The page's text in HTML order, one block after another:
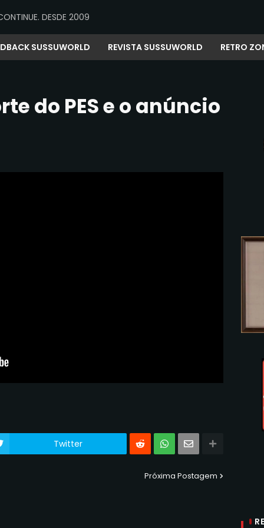
DESDE 2009
SUSSUWORLD REVISTA SUSSUWORLD RETRO
do PES e o anúncio
Twitter
Próxima Postagem